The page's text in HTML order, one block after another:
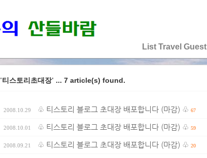
List Travel Guest
'티스토리초대장' ... 7 article(s) found.
2008.10.29 ♧ 티스토리 블로그 초대장 배포합니다 (마감) ♧ 67
2008.10.01 ♧ 티스토리 블로그 초대장 배포합니다 (마감) ♧ 59
2008.09.21 ♧ 티스토리 블로그 초대장 배포합니다 (마감) ♧ 20